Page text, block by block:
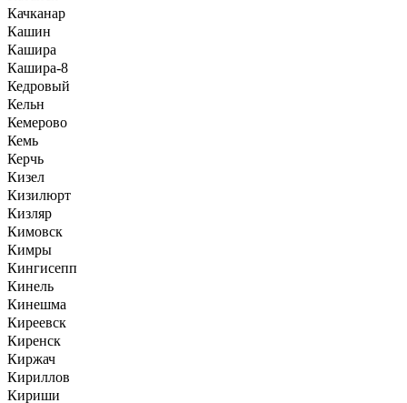
Качканар
Кашин
Кашира
Кашира-8
Кедровый
Кельн
Кемерово
Кемь
Керчь
Кизел
Кизилюрт
Кизляр
Кимовск
Кимры
Кингисепп
Кинель
Кинешма
Киреевск
Киренск
Киржач
Кириллов
Кириши